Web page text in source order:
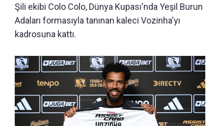
Şili ekibi Colo Colo, Dünya Kupası'nda Yeşil Burun
Adaları formasıyla tanınan kaleci Vozinha'yı
kadrosuna kattı.